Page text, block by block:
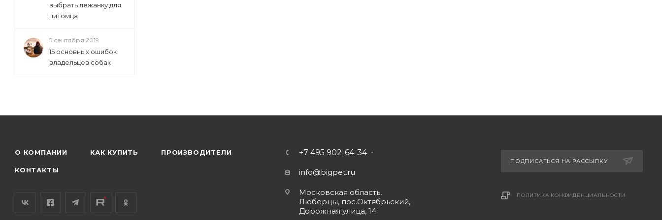
выбрать лежанку для
питомца
5 сентября 2019
15 основных ошибок
владельцев собак
О КОМПАНИИ КАК КУПИТЬ ПРОИЗВОДИТЕЛИ
КОНТАКТЫ
+7 495 902-64-34
info@bigpet.ru
Московская область,
Люберцы, пос.Октябрьский,
Дорожная улица, 14
ПОДПИСАТЬСЯ НА РАССЫЛКУ
ПОЛИТИКА КОНФИДЕНЦИАЛЬНОСТИ